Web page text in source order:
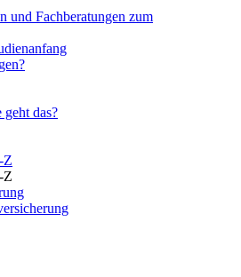
und Fachberatungen zum
das?
Z
Z